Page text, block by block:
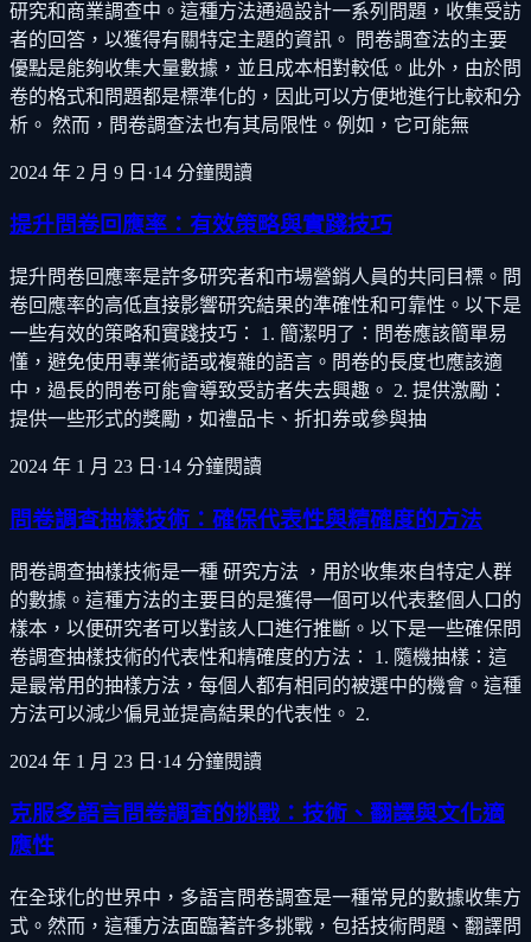
研究和商業調查中。這種方法通過設計一系列問題，收集受訪
者的回答，以獲得有關特定主題的資訊。 問卷調查法的主要
優點是能夠收集大量數據，並且成本相對較低。此外，由於問
卷的格式和問題都是標準化的，因此可以方便地進行比較和分
析。 然而，問卷調查法也有其局限性。例如，它可能無
2024 年 2 月 9 日 ·14 分鐘閱讀
提升問卷回應率：有效策略與實踐技巧
提升問卷回應率是許多研究者和市場營銷人員的共同目標。問
卷回應率的高低直接影響研究結果的準確性和可靠性。以下是
一些有效的策略和實踐技巧： 1. 簡潔明了：問卷應該簡單易
懂，避免使用專業術語或複雜的語言。問卷的長度也應該適
中，過長的問卷可能會導致受訪者失去興趣。 2. 提供激勵：
提供一些形式的獎勵，如禮品卡、折扣券或參與抽
2024 年 1 月 23 日 ·14 分鐘閱讀
問卷調查抽樣技術：確保代表性與精確度的方法
問卷調查抽樣技術是一種 研究方法 ，用於收集來自特定人群
的數據。這種方法的主要目的是獲得一個可以代表整個人口的
樣本，以便研究者可以對該人口進行推斷。以下是一些確保問
卷調查抽樣技術的代表性和精確度的方法： 1. 隨機抽樣：這
是最常用的抽樣方法，每個人都有相同的被選中的機會。這種
方法可以減少偏見並提高結果的代表性。 2.
2024 年 1 月 23 日 ·14 分鐘閱讀
克服多語言問卷調查的挑戰：技術、翻譯與文化適
應性
在全球化的世界中，多語言問卷調查是一種常見的數據收集方
式。然而，這種方法面臨著許多挑戰，包括技術問題、翻譯問